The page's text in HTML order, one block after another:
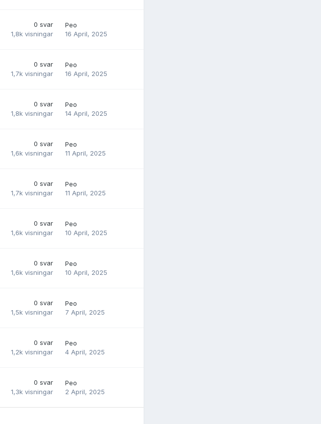
0 svar
1,8k visningar
Peo
16 April, 2025
0 svar
1,7k visningar
Peo
16 April, 2025
0 svar
1,8k visningar
Peo
14 April, 2025
0 svar
1,6k visningar
Peo
11 April, 2025
0 svar
1,7k visningar
Peo
11 April, 2025
0 svar
1,6k visningar
Peo
10 April, 2025
0 svar
1,6k visningar
Peo
10 April, 2025
0 svar
1,5k visningar
Peo
7 April, 2025
0 svar
1,2k visningar
Peo
4 April, 2025
0 svar
1,3k visningar
Peo
2 April, 2025